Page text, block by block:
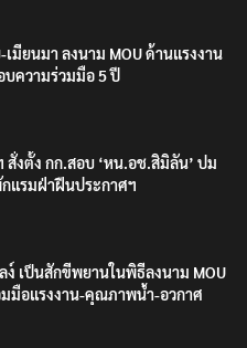
เมียนมา ลงนาม MOU ด้านแรงงาน
ความร่วมมือ 5 ปี
งตั้ง กก.สอบ ‘หน.อช.สิมิลัน’ ปม
แรมฝ่าฝืนประกาศฯ
ง์ เป็นสักขีพยานในพิธีลงนาม MOU
มมือแรงงาน-คุณภาพน้ำ-อวกาศ